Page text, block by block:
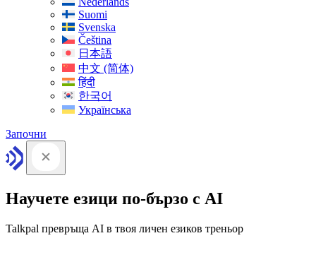
Suomi
Svenska
Čeština
日本語
中文 (简体)
हिंदी
한국어
Українська
Започни
Научете езици по-бързо с AI
Talkpal превръща AI в твоя личен езиков треньор